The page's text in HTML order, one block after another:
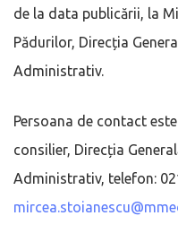
de la data publicării, la
Pădurilor, Direcția
Administrativ.
Persoana de contact
consilier, Direcția
Administrativ, telefon: